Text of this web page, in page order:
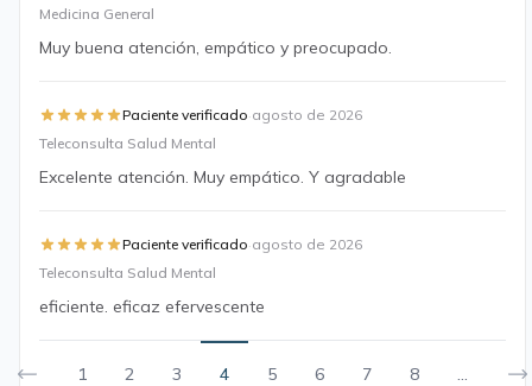
Medicina General
Muy buena atención, empático y preocupado.
Paciente verificado·agosto de 2026
Teleconsulta Salud Mental
Excelente atención. Muy empático. Y agradable
Paciente verificado·agosto de 2026
Teleconsulta Salud Mental
eficiente. eficaz efervescente
1 2 3 4 5 6 7 8 ...